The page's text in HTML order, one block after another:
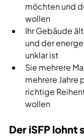
möchten und
wollen
Ihr Gebäude
und der
unklar ist
Sie mehrere
mehrere Jahre
richtige
wollen
Der iSFP lohnt